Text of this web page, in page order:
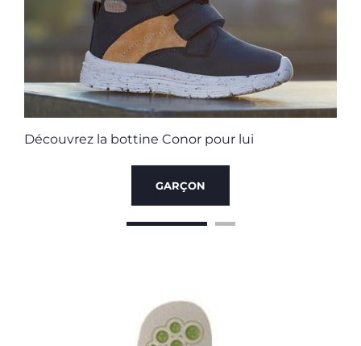
Découvrez la bottine Conor pour lui
GARÇON